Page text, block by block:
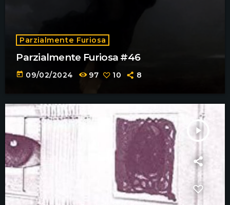
Parzialmente Furiosa
Parzialmente Furiosa #46
today 09/02/2024 97 10 8
play_arrow